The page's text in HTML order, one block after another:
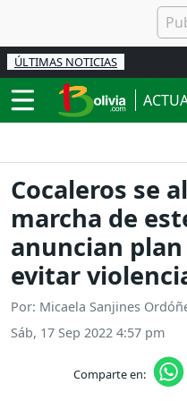
ÚLTIMAS NOTICIAS
Cocaleros se
marcha de
anuncian
evitar
Por: Micaela Sanjines
Sáb, 17 Sep 2022 4:57 pm
Comparte en: